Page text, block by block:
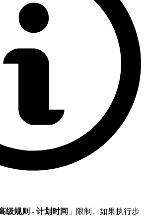
级规则 - 计划时间 」限制。如果执行步